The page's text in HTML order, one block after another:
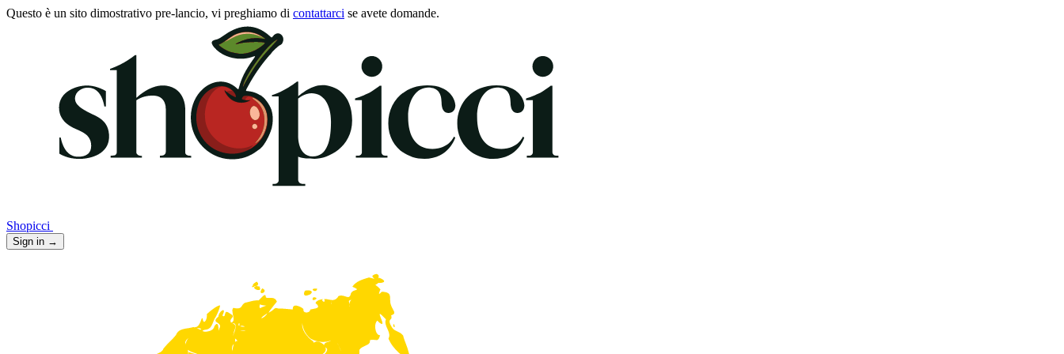
Questo è un sito dimostrativo pre-lancio, vi preghiamo di contattarci se avete domande.
Shopicci
Sign in →